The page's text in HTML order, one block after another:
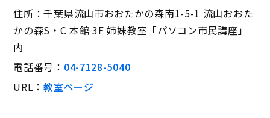
住所：千葉県流山市おおたかの森南1-5-1 流山おおた
かの森S・C 本館 3F 姉妹教室「パソコン市民講座」
内
電話番号： 04-7128-5040
URL：教室ページ